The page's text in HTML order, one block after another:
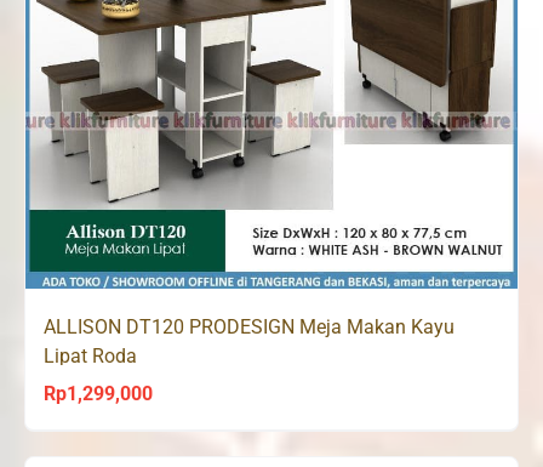
ALLISON DT120 PRODESIGN Meja Makan Kayu
Lipat Roda
Rp1,299,000